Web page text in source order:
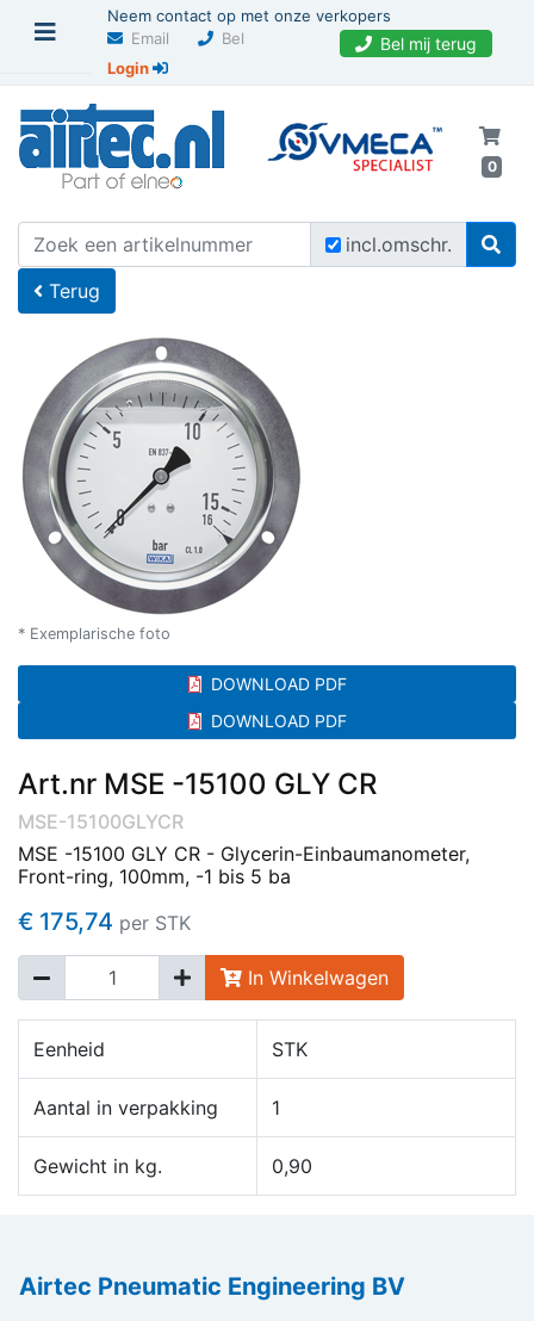
Neem contact op met onze verkopers
Email
Bel Bel mij terug
Login
0
incl.omschr.
U bevindt zich hier Home
Terug
* Exemplarische foto
DOWNLOAD PDF
DOWNLOAD PDF
Art.nr MSE -15100 GLY CR
MSE-15100GLYCR
MSE -15100 GLY CR - Glycerin-Einbaumanometer,
Front-ring, 100mm, -1 bis 5 ba
€ 175,74 per STK
In Winkelwagen
Eenheid STK
Aantal in verpakking 1
Gewicht in kg. 0,90
Airtec Pneumatic Engineering BV